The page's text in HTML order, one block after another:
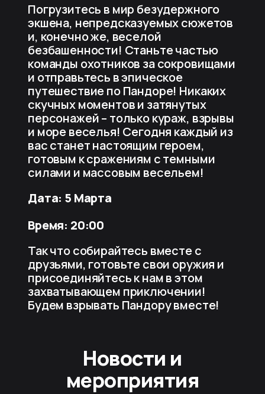
Погрузитесь в мир безудержного
экшена, непредсказуемых сюжетов
и, конечно же, веселой
безбашенности! Станьте частью
команды охотников за сокровищами
и отправьтесь в эпическое
путешествие по Пандоре! Никаких
скучных моментов и затянутых
персонажей – только кураж, взрывы
и море веселья! Сегодня каждый из
вас станет настоящим героем,
готовым к сражениям с темными
силами и массовым весельем!
Дата: 5 Марта
Время: 20:00
Так что собирайтесь вместе с
друзьями, готовьте свои оружия и
присоединяйтесь к нам в этом
захватывающем приключении!
Будем взрывать Пандору вместе!
Новости и
мероприятия